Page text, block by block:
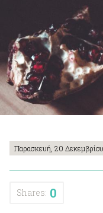
Παρασκευή, 20
Shares: 0